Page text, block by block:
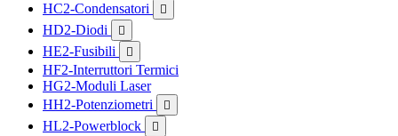
HC2-Condensatori 
HD2-Diodi 
HE2-Fusibili 
HF2-Interruttori Termici
HG2-Moduli Laser
HH2-Potenziometri

HL2-Powerblock 